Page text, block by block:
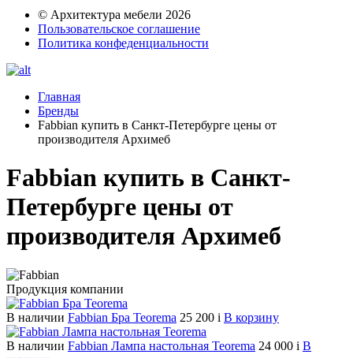
© Архитектура мебели 2026
Пользовательское соглашение
Политика конфеденциальности
Главная
Бренды
Fabbian купить в Санкт-Петербурге цены от
производителя Архимеб
Fabbian купить в Санкт-
Петербурге цены от
производителя Архимеб
Продукция компании
В наличии Fabbian Бра Teorema 25 200 i В корзину
В наличии Fabbian Лампа настольная Teorema 24 000 i В